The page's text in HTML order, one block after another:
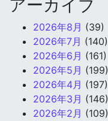
アーカイブ
2026年8月 (39)
2026年7月 (140)
2026年6月 (161)
2026年5月 (199)
2026年4月 (197)
2026年3月 (146)
2026年2月 (109)